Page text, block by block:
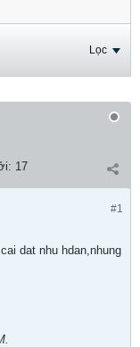
Lọc
17
#1
dat nhu hdan,nhung
.